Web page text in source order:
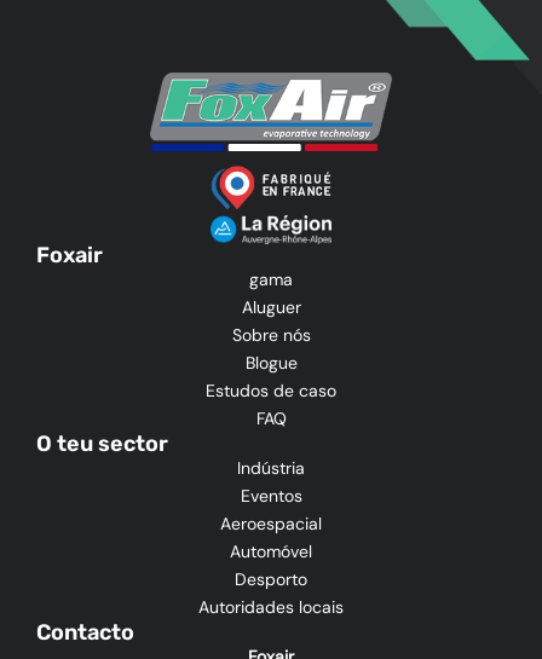
Foxair
gama
Aluguer
Sobre nós
Blogue
Estudos de caso
FAQ
O teu sector
Indústria
Eventos
Aeroespacial
Automóvel
Desporto
Autoridades locais
Contacto